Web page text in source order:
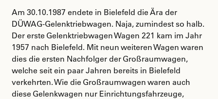
Am 30.10.1987 endete in Bielefeld die Ära der
DÜWAG-Gelenktriebwagen. Naja, zumindest so halb.
Der erste Gelenktriebwagen Wagen 221 kam im Jahr
1957 nach Bielefeld. Mit neun weiteren Wagen waren
dies die ersten Nachfolger der Großraumwagen,
welche seit ein paar Jahren bereits in Bielefeld
verkehrten. Wie die Großraumwagen waren auch
diese Gelenkwagen nur Einrichtungsfahrzeuge,